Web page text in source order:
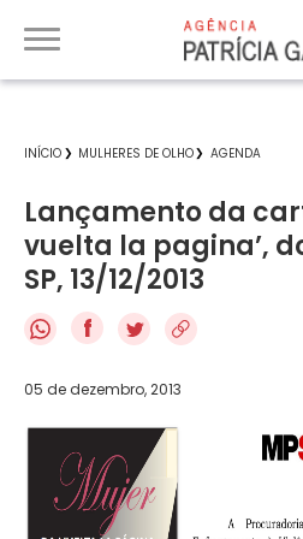
INÍCIO MULHERES DE OLHO AGENDA
Lançamento da
vuelta la pagina’,
SP, 13/12/2013
f
05 de dezembro, 2013